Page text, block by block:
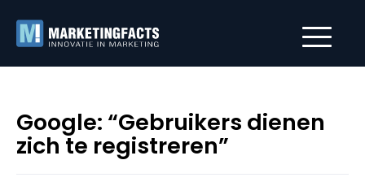
Google: “Gebruikers dienen
zich te registreren”